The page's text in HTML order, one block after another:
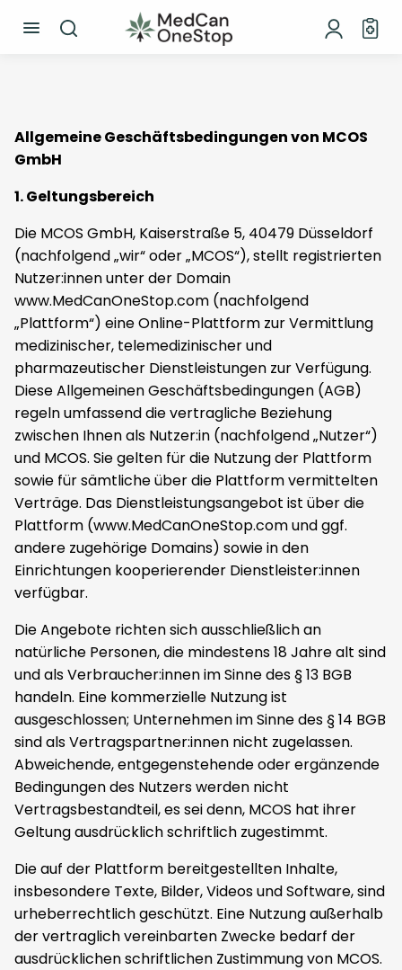
Allgemeine Geschäftsbedingungen von MCOS
GmbH
1. Geltungsbereich
Die MCOS GmbH, Kaiserstraße 5, 40479 Düsseldorf
(nachfolgend „wir“ oder „MCOS“), stellt registrierten
Nutzer:innen unter der Domain
www.MedCanOneStop.com (nachfolgend
„Plattform“) eine Online-Plattform zur Vermittlung
medizinischer, telemedizinischer und
pharmazeutischer Dienstleistungen zur Verfügung.
Diese Allgemeinen Geschäftsbedingungen (AGB)
regeln umfassend die vertragliche Beziehung
zwischen Ihnen als Nutzer:in (nachfolgend „Nutzer“)
und MCOS. Sie gelten für die Nutzung der Plattform
sowie für sämtliche über die Plattform vermittelten
Verträge. Das Dienstleistungsangebot ist über die
Plattform (www.MedCanOneStop.com und ggf.
andere zugehörige Domains) sowie in den
Einrichtungen kooperierender Dienstleister:innen
verfügbar.
Die Angebote richten sich ausschließlich an
natürliche Personen, die mindestens 18 Jahre alt sind
und als Verbraucher:innen im Sinne des § 13 BGB
handeln. Eine kommerzielle Nutzung ist
ausgeschlossen; Unternehmen im Sinne des § 14 BGB
sind als Vertragspartner:innen nicht zugelassen.
Abweichende, entgegenstehende oder ergänzende
Bedingungen des Nutzers werden nicht
Vertragsbestandteil, es sei denn, MCOS hat ihrer
Geltung ausdrücklich schriftlich zugestimmt.
Die auf der Plattform bereitgestellten Inhalte,
insbesondere Texte, Bilder, Videos und Software, sind
urheberrechtlich geschützt. Eine Nutzung außerhalb
der vertraglich vereinbarten Zwecke bedarf der
ausdrücklichen schriftlichen Zustimmung von MCOS.